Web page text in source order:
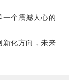
个震撼人心的
化方向，未来